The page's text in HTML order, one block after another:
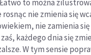
to można
nie zmienia się
nie zamienia
każdego dnia się
W tym sensie